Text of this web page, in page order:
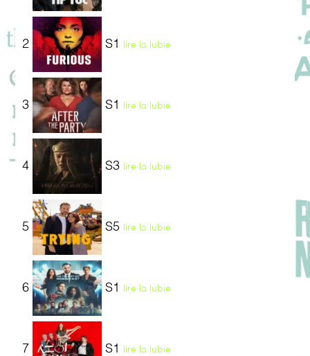
2 S1 lire la lubie
3 S1 lire la lubie
4 S3 lire la lubie
5 S5 lire la lubie
6 S1 lire la lubie
7 S1 lire la lubie